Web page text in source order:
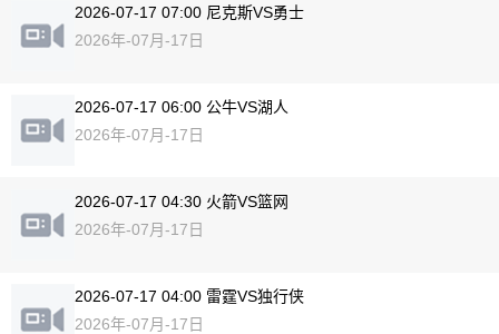
2026-07-17 07:00 尼克斯VS勇士
2026年-07月-17日
2026-07-17 06:00 公牛VS湖人
2026年-07月-17日
2026-07-17 04:30 火箭VS篮网
2026年-07月-17日
2026-07-17 04:00 雷霆VS独行侠
2026年-07月-17日